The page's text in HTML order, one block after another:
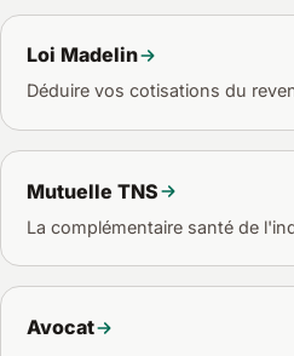
Loi Madelin
Déduire vos cotisations du
Mutuelle TNS
La complémentaire santé de
Avocat